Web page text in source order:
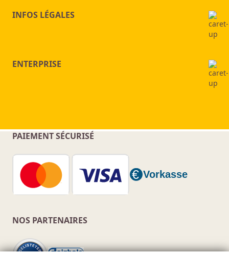
INFOS LÉGALES
ENTERPRISE
PAIEMENT SÉCURISÉ
NOS PARTENAIRES